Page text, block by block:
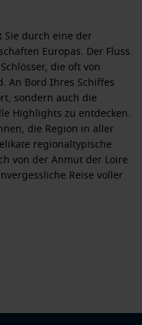
Sie durch eine der
Europas. Der Fluss
die oft von
An Bord Ihres Schiffes
sondern auch die
Highlights zu entdecken.
die Region in aller
regionaltypische
von der Anmut der Loire
Reise voller